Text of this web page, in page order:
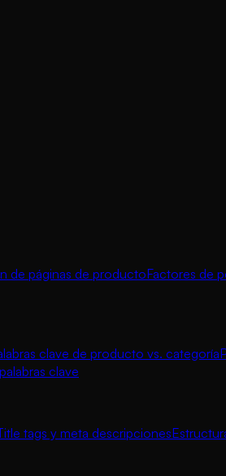
de páginas de productoFactores de
clave de producto vs. categoría
clave
tags y meta descripciones